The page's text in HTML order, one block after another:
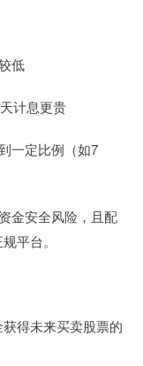
低
计息更贵
一定比例（如7
金安全风险，且配
平台。
得未来买卖股票的